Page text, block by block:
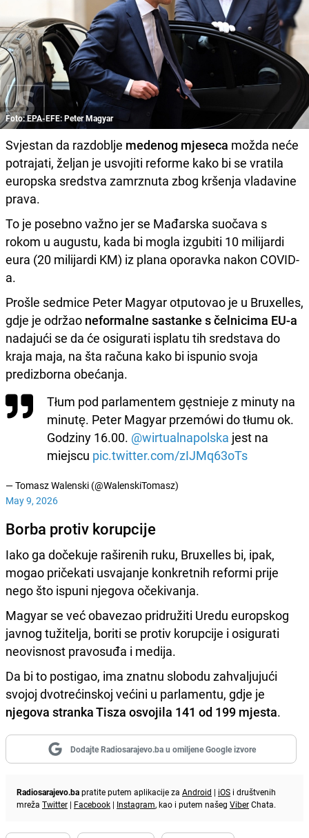
Foto: EPA-EFE: Peter Magyar
Svjestan da razdoblje medenog mjeseca možda neće
potrajati, željan je usvojiti reforme kako bi se vratila
europska sredstva zamrznuta zbog kršenja vladavine
prava.
To je posebno važno jer se Mađarska suočava s
rokom u augustu, kada bi mogla izgubiti 10 milijardi
eura (20 milijardi KM) iz plana oporavka nakon COVID-
a.
Prošle sedmice Peter Magyar otputovao je u Bruxelles,
gdje je održao neformalne sastanke s čelnicima EU-a
nadajući se da će osigurati isplatu tih sredstava do
kraja maja, na šta računa kako bi ispunio svoja
predizborna obećanja.
Tłum pod parlamentem gęstnieje z minuty na
minutę. Peter Magyar przemówi do tłumu ok.
Godziny 16.00. @wirtualnapolska jest na
miejscu pic.twitter.com/zIJMq63oTs
— Tomasz Walenski (@WalenskiTomasz)
May 9, 2026
Borba protiv korupcije
Iako ga dočekuje raširenih ruku, Bruxelles bi, ipak,
mogao pričekati usvajanje konkretnih reformi prije
nego što ispuni njegova očekivanja.
Magyar se već obavezao pridružiti Uredu europskog
javnog tužitelja, boriti se protiv korupcije i osigurati
neovisnost pravosuđa i medija.
Da bi to postigao, ima znatnu slobodu zahvaljujući
svojoj dvotrećinskoj većini u parlamentu, gdje je
njegova stranka Tisza osvojila 141 od 199 mjesta.
Dodajte Radiosarajevo.ba u omiljene Google izvore
Radiosarajevo.bapratite putem aplikacije za Android | iOS i društvenih
mreža Twitter | Facebook | Instagram, kao i putem našeg ViberChata.